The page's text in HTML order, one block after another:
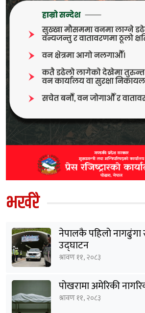
भर्खरै
नेपालकै पहिलो नागढुंगा
उद्घाटन
श्रावण ११, २०८३
पोखरामा अमेरिकी
श्रावण ११, २०८३